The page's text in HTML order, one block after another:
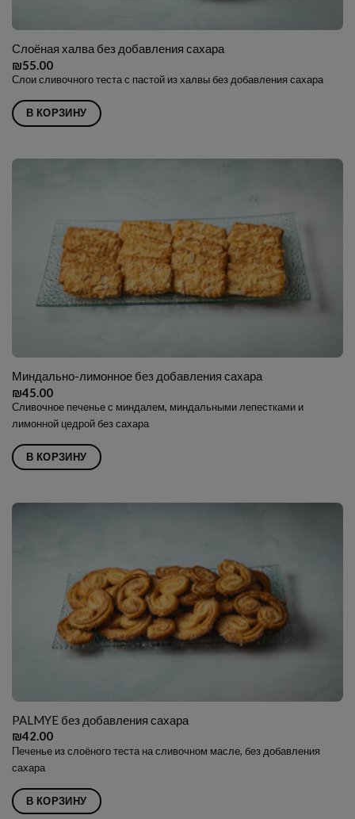
Слоёная халва без добавления сахара
₪55.00
Слои сливочного теста с пастой из халвы без добавления сахара
В КОРЗИНУ
Миндально-лимонное без добавления сахара
₪45.00
Сливочное печенье с миндалем, миндальными лепестками и
лимонной цедрой без сахара
В КОРЗИНУ
PALMYE без добавления сахара
₪42.00
Печенье из слоёного теста на сливочном масле, без добавления
сахара
В КОРЗИНУ